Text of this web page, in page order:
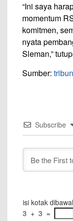
“Ini saya
momentum
komitmen,
nyata
Sleman,”
Sumber:
Subscribe
isi kotak
3 + 3 =